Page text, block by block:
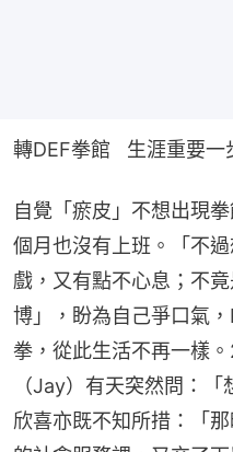
轉DEF拳館   生涯重要一
自覺「瘀皮」不想出現
個月也沒有上班。「不
戲，又有點不心息；不
博」，盼為自己爭口氣
拳，從此生活不再一樣
（Jay）有天突然問：
欣喜亦既不知所措：「